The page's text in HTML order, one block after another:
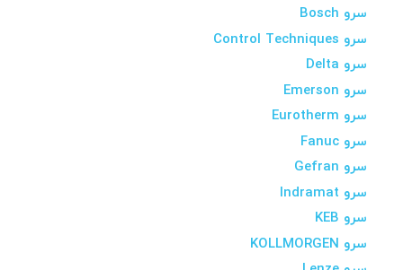
سرو Bosch
سرو Control Techniques
سرو Delta
سرو Emerson
سرو Eurotherm
سرو Fanuc
سرو Gefran
سرو Indramat
سرو KEB
سرو KOLLMORGEN